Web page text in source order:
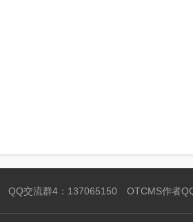
QQ交流群4：137065150 OTCMS作者